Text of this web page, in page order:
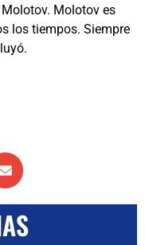
Molotov es
los tiempos. Siempre